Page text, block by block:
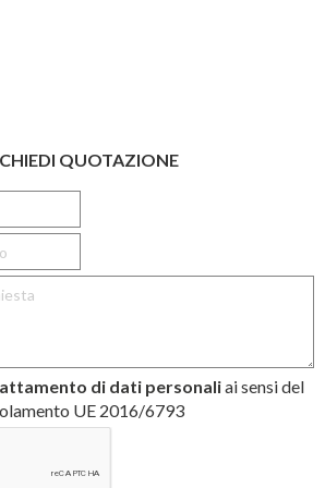
QUOTAZIONE
di dati personaliai sensi del
UE 2016/6793